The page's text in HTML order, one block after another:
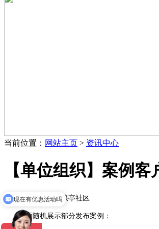
当前位置： 网站主页 > 资讯中心
【单位组织】案例
客户名称：沧浪亭社区
下面随机展示部分发布案例：
现在有优惠活动吗